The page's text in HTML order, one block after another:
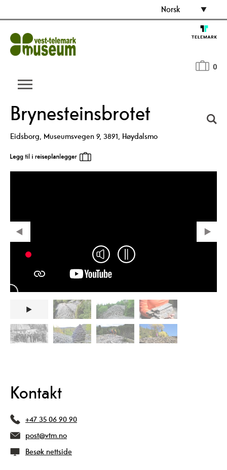
Norsk
0
Brynesteinsbrotet
Eidsborg, Museumsvegen 9, 3891, Høydalsmo
Kontakt
+47 35 06 90 90
post@vtm.no
Besøk nettside